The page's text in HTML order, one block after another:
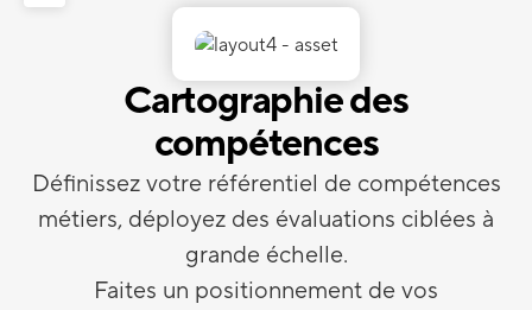
Cartographie des
compétences
Définissez votre référentiel de compétences
métiers, déployez des évaluations ciblées à
grande échelle.
Faites un positionnement de vos